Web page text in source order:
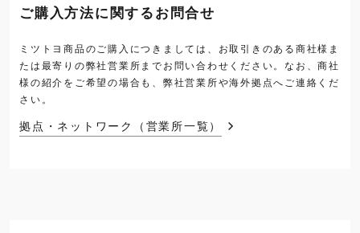
ご購入方法に関するお問合せ
ミツトヨ商品のご購入につきましては、お取引きのある商社様ま
たは最寄りの弊社営業所までお問い合わせください。なお、商社
様の紹介をご希望の場合も、弊社営業所や海外拠点へご連絡くだ
さい。
拠点・ネットワーク（営業所一覧）